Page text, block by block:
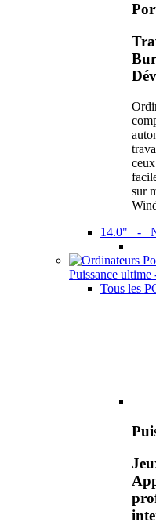
sur
14.0" -
Puissance ultime
Tous les